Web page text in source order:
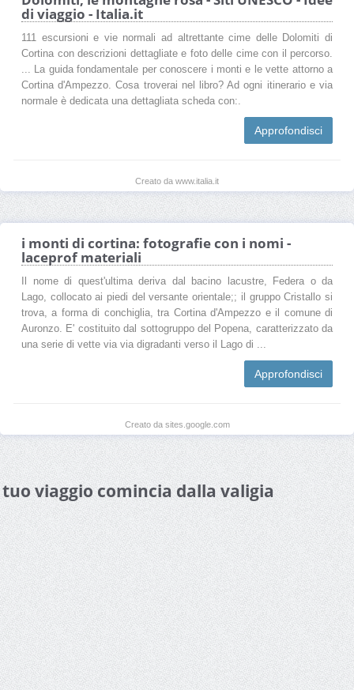
di viaggio - Italia.it
111 escursioni e vie normali ad altrettante cime delle Dolomiti di
Cortina con descrizioni dettagliate e foto delle cime con il percorso.
... La guida fondamentale per conoscere i monti e le vette attorno a
Cortina d'Ampezzo. Cosa troverai nel libro? Ad ogni itinerario e via
normale è dedicata una dettagliata scheda con:.
Approfondisci
Creato da www.italia.it
i monti di cortina: fotografie con i nomi -
laceprof materiali
Il nome di quest'ultima deriva dal bacino lacustre, Federa o da
Lago, collocato ai piedi del versante orientale;; il gruppo Cristallo si
trova, a forma di conchiglia, tra Cortina d'Ampezzo e il comune di
Auronzo. E' costituito dal sottogruppo del Popena, caratterizzato da
una serie di vette via via digradanti verso il Lago di ...
Approfondisci
Creato da sites.google.com
viaggio comincia dalla valigia